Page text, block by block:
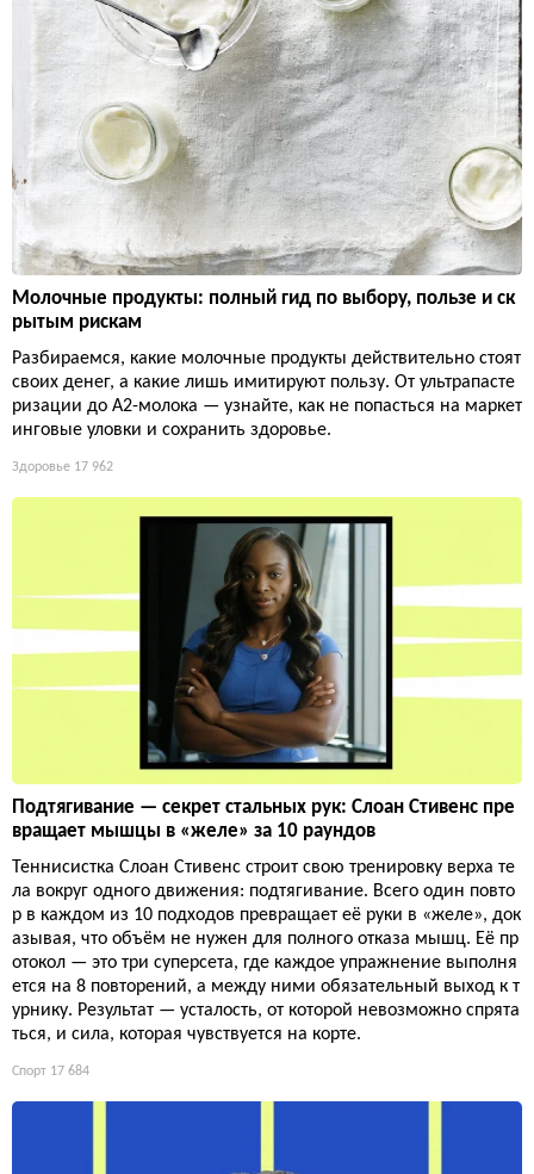
Молочные продукты: полный гид по выбору, пользе и ск
рытым рискам
Разбираемся, какие молочные продукты действительно стоят
своих денег, а какие лишь имитируют пользу. От ультрапасте
ризации до А2-молока — узнайте, как не попасться на маркет
инговые уловки и сохранить здоровье.
Здоровье 17 962
Подтягивание — секрет стальных рук: Слоан Стивенс пре
вращает мышцы в «желе» за 10 раундов
Теннисистка Слоан Стивенс строит свою тренировку верха те
ла вокруг одного движения: подтягивание. Всего один повто
р в каждом из 10 подходов превращает её руки в «желе», док
азывая, что объём не нужен для полного отказа мышц. Её пр
отокол — это три суперсета, где каждое упражнение выполня
ется на 8 повторений, а между ними обязательный выход к т
урнику. Результат — усталость, от которой невозможно спрята
ться, и сила, которая чувствуется на корте.
Спорт 17 684